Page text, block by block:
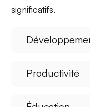
significatifs.
Productivité